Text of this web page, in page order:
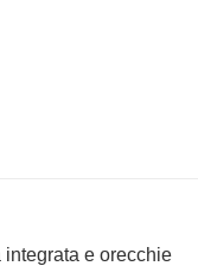
integrata e orecchie